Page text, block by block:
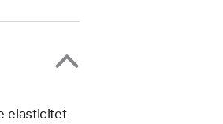
elasticitet